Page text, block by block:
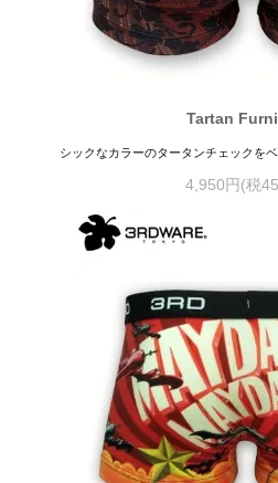
Tartan
シックなカラーのタータンチェックを
4,950円(税